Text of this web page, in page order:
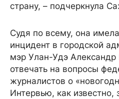
страну, – подчеркнула
Судя по всему, она
инцидент в городской
мэр Улан-Удэ Александр
отвечать на вопросы
журналистов о
Интервью, как известно,